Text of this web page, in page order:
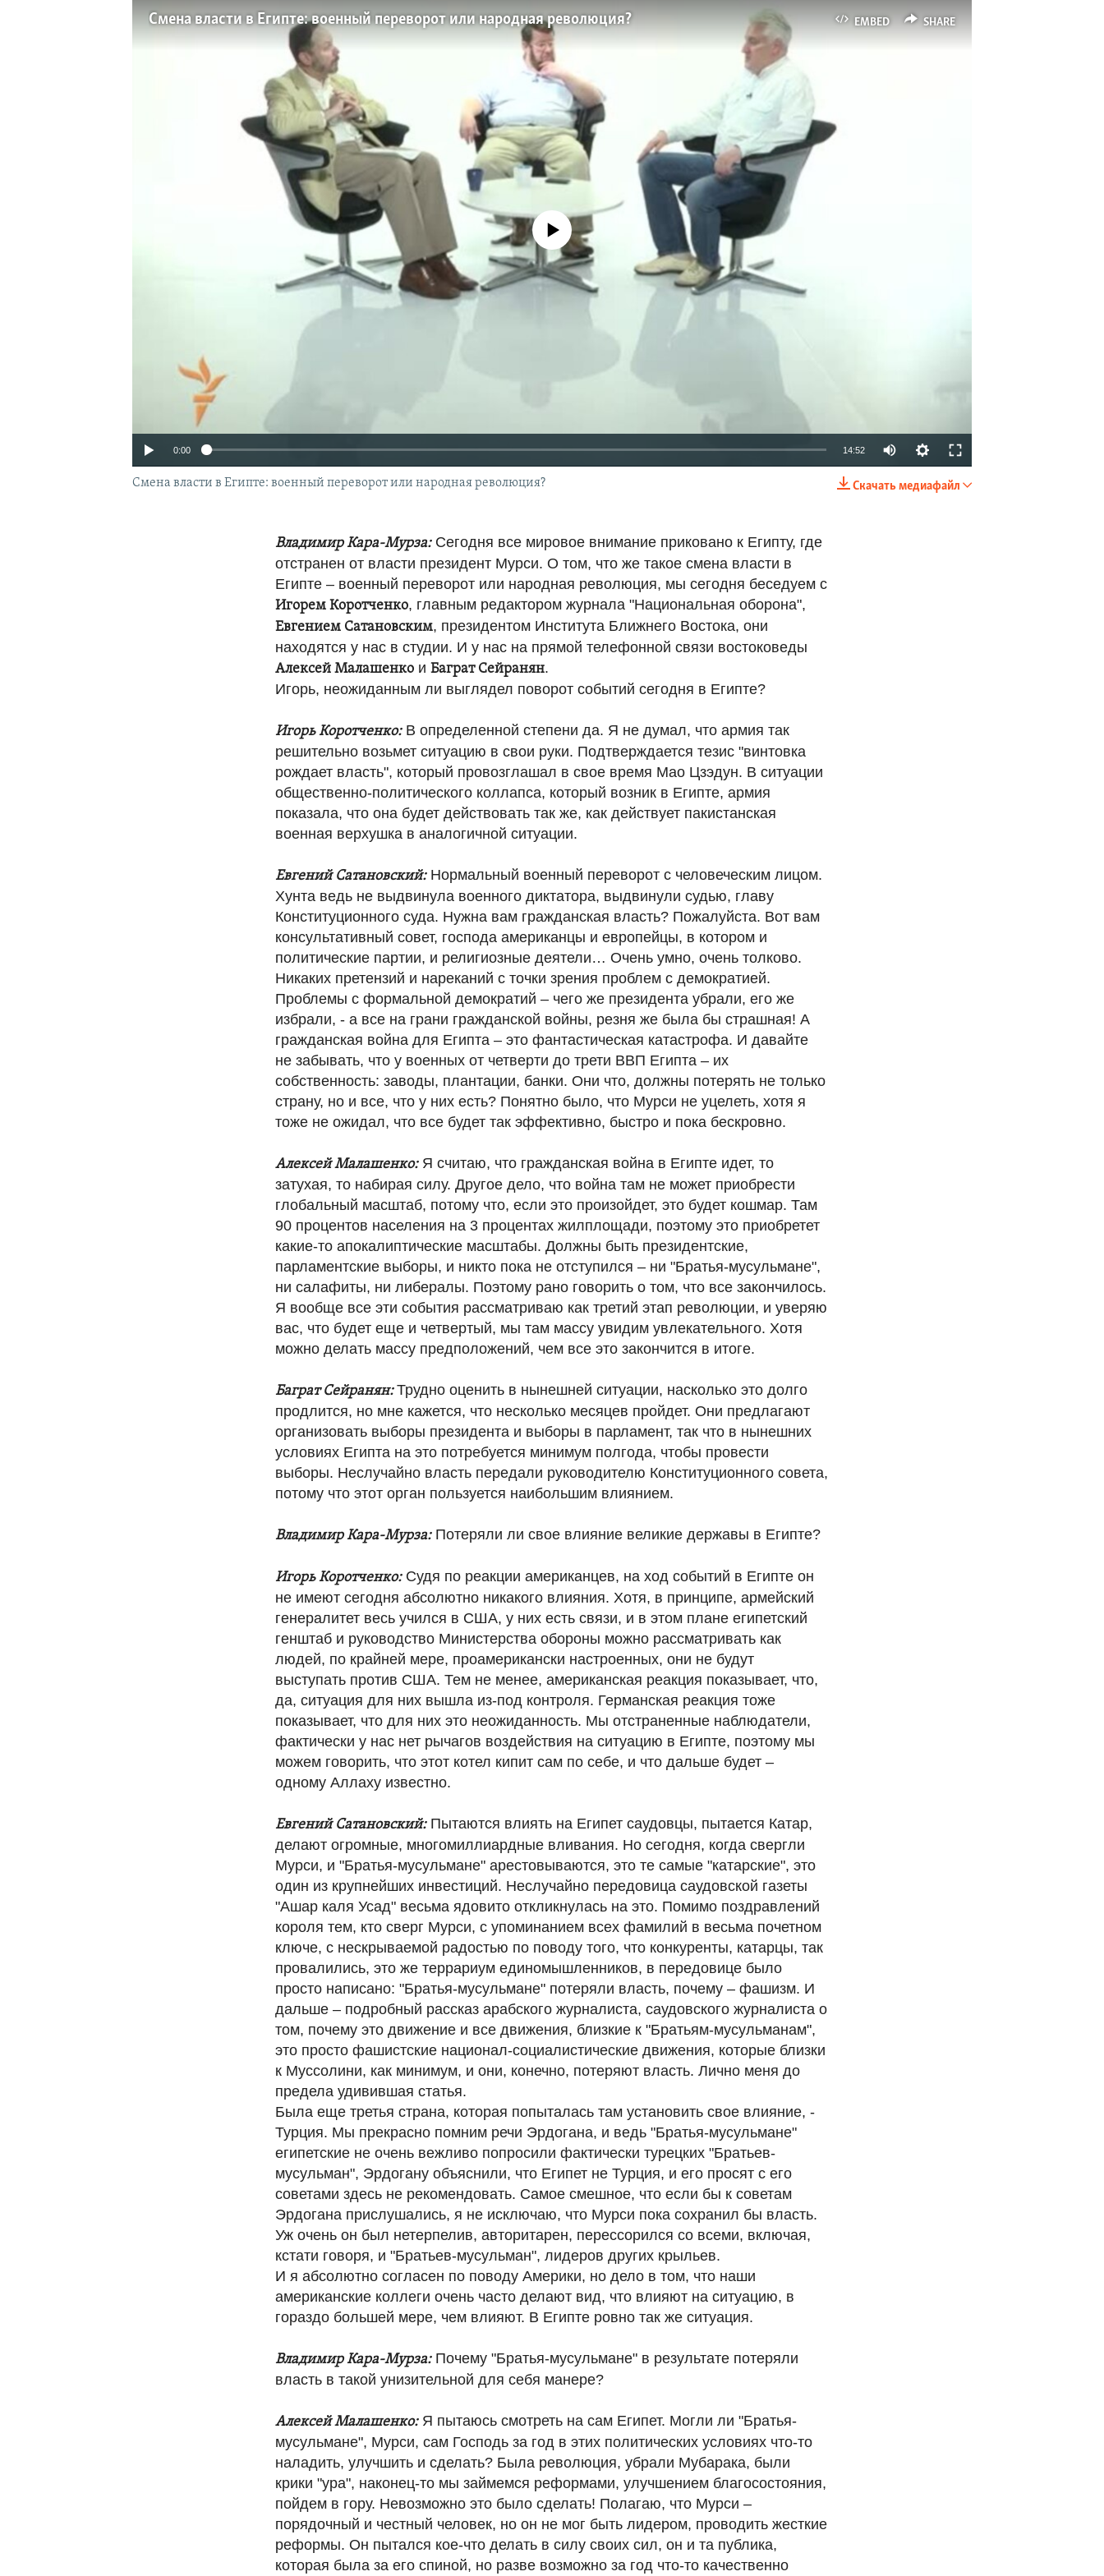
ПОДПИШИТЕСЬ НА РАССЫЛКУ
EMBED SHARE
Смена власти в Египте: военный переворот или народная революция?
SHARE
No media source currently available
0:00 14:52
Скачать медиафайл
Смена власти в Египте: военный переворот или народная революция?
Владимир Кара-Мурза:Сегодня все мировое внимание приковано к Египту, где
отстранен от власти президент Мурси. О том, что же такое смена власти в
Египте – военный переворот или народная революция, мы сегодня беседуем с
Игорем Коротченко, главным редактором журнала "Национальная оборона",
Евгением Сатановским, президентом Института Ближнего Востока, они
находятся у нас в студии. И у нас на прямой телефонной связи востоковеды
Алексей Малашенко иБаграт Сейранян.
Игорь, неожиданным ли выглядел поворот событий сегодня в Египте?
Игорь Коротченко:В определенной степени да. Я не думал, что армия так
решительно возьмет ситуацию в свои руки. Подтверждается тезис "винтовка
рождает власть", который провозглашал в свое время Мао Цзэдун. В ситуации
общественно-политического коллапса, который возник в Египте, армия
показала, что она будет действовать так же, как действует пакистанская
военная верхушка в аналогичной ситуации.
Евгений Сатановский:Нормальный военный переворот с человеческим лицом.
Хунта ведь не выдвинула военного диктатора, выдвинули судью, главу
Конституционного суда. Нужна вам гражданская власть? Пожалуйста. Вот вам
консультативный совет, господа американцы и европейцы, в котором и
политические партии, и религиозные деятели… Очень умно, очень толково.
Никаких претензий и нареканий с точки зрения проблем с демократией.
Проблемы с формальной демократий – чего же президента убрали, его же
избрали, - а все на грани гражданской войны, резня же была бы страшная! А
гражданская война для Египта – это фантастическая катастрофа. И давайте
не забывать, что у военных от четверти до трети ВВП Египта – их
собственность: заводы, плантации, банки. Они что, должны потерять не только
страну, но и все, что у них есть? Понятно было, что Мурси не уцелеть, хотя я
тоже не ожидал, что все будет так эффективно, быстро и пока бескровно.
Алексей Малашенко:Я считаю, что гражданская война в Египте идет, то
затухая, то набирая силу. Другое дело, что война там не может приобрести
глобальный масштаб, потому что, если это произойдет, это будет кошмар. Там
90 процентов населения на 3 процентах жилплощади, поэтому это приобретет
какие-то апокалиптические масштабы. Должны быть президентские,
парламентские выборы, и никто пока не отступился – ни "Братья-мусульмане",
ни салафиты, ни либералы. Поэтому рано говорить о том, что все закончилось.
Я вообще все эти события рассматриваю как третий этап революции, и уверяю
вас, что будет еще и четвертый, мы там массу увидим увлекательного. Хотя
можно делать массу предположений, чем все это закончится в итоге.
Баграт Сейранян:Трудно оценить в нынешней ситуации, насколько это долго
продлится, но мне кажется, что несколько месяцев пройдет. Они предлагают
организовать выборы президента и выборы в парламент, так что в нынешних
условиях Египта на это потребуется минимум полгода, чтобы провести
выборы. Неслучайно власть передали руководителю Конституционного совета,
потому что этот орган пользуется наибольшим влиянием.
Владимир Кара-Мурза:Потеряли ли свое влияние великие державы в Египте?
Игорь Коротченко:Судя по реакции американцев, на ход событий в Египте он
не имеют сегодня абсолютно никакого влияния. Хотя, в принципе, армейский
генералитет весь учился в США, у них есть связи, и в этом плане египетский
генштаб и руководство Министерства обороны можно рассматривать как
людей, по крайней мере, проамерикански настроенных, они не будут
выступать против США. Тем не менее, американская реакция показывает, что,
да, ситуация для них вышла из-под контроля. Германская реакция тоже
показывает, что для них это неожиданность. Мы отстраненные наблюдатели,
фактически у нас нет рычагов воздействия на ситуацию в Египте, поэтому мы
можем говорить, что этот котел кипит сам по себе, и что дальше будет –
одному Аллаху известно.
Евгений Сатановский:Пытаются влиять на Египет саудовцы, пытается Катар,
делают огромные, многомиллиардные вливания. Но сегодня, когда свергли
Мурси, и "Братья-мусульмане" арестовываются, это те самые "катарские", это
один из крупнейших инвестиций. Неслучайно передовица саудовской газеты
"Ашар каля Усад" весьма ядовито откликнулась на это. Помимо поздравлений
короля тем, кто сверг Мурси, с упоминанием всех фамилий в весьма почетном
ключе, с нескрываемой радостью по поводу того, что конкуренты, катарцы, так
провалились, это же террариум единомышленников, в передовице было
просто написано: "Братья-мусульмане" потеряли власть, почему – фашизм. И
дальше – подробный рассказ арабского журналиста, саудовского журналиста о
том, почему это движение и все движения, близкие к "Братьям-мусульманам",
это просто фашистские национал-социалистические движения, которые близки
к Муссолини, как минимум, и они, конечно, потеряют власть. Лично меня до
предела удивившая статья.
Была еще третья страна, которая попыталась там установить свое влияние, -
Турция. Мы прекрасно помним речи Эрдогана, и ведь "Братья-мусульмане"
египетские не очень вежливо попросили фактически турецких "Братьев-
мусульман", Эрдогану объяснили, что Египет не Турция, и его просят с его
советами здесь не рекомендовать. Самое смешное, что если бы к советам
Эрдогана прислушались, я не исключаю, что Мурси пока сохранил бы власть.
Уж очень он был нетерпелив, авторитарен, перессорился со всеми, включая,
кстати говоря, и "Братьев-мусульман", лидеров других крыльев.
И я абсолютно согласен по поводу Америки, но дело в том, что наши
американские коллеги очень часто делают вид, что влияют на ситуацию, в
гораздо большей мере, чем влияют. В Египте ровно так же ситуация.
Владимир Кара-Мурза:Почему "Братья-мусульмане" в результате потеряли
власть в такой унизительной для себя манере?
Алексей Малашенко:Я пытаюсь смотреть на сам Египет. Могли ли "Братья-
мусульмане", Мурси, сам Господь за год в этих политических условиях что-то
наладить, улучшить и сделать? Была революция, убрали Мубарака, были
крики "ура", наконец-то мы займемся реформами, улучшением благосостояния,
пойдем в гору. Невозможно это было сделать! Полагаю, что Мурси –
порядочный и честный человек, но он не мог быть лидером, проводить жесткие
реформы. Он пытался кое-что делать в силу своих сил, он и та публика,
которая была за его спиной, но разве возможно за год что-то качественно